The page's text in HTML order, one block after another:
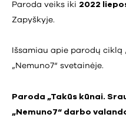
Paroda veiks iki 2022
Zapyškyje.
Išsamiau apie parodų ciklą
„Nemuno7“ svetainėje.
Paroda „Takūs kūnai.
„Nemuno7“ darbo